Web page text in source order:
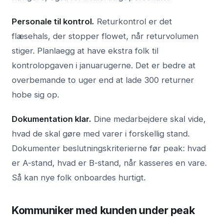
Personale til kontrol. Returkontrol er det
flæsehals, der stopper flowet, når returvolumen
stiger. Planlaegg at have ekstra folk til
kontrolopgaven i januarugerne. Det er bedre at
overbemande to uger end at lade 300 returner
hobe sig op.
Dokumentation klar. Dine medarbejdere skal vide,
hvad de skal gøre med varer i forskellig stand.
Dokumenter beslutningskriterierne før peak: hvad
er A-stand, hvad er B-stand, når kasseres en vare.
Så kan nye folk onboardes hurtigt.
Kommuniker med kunden under peak